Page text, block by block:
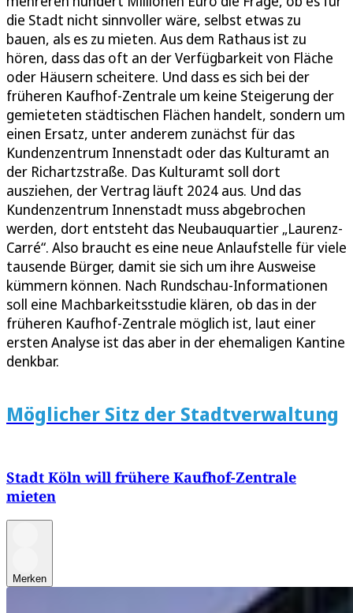
die Stadt nicht sinnvoller wäre, selbst etwas zu
bauen, als es zu mieten. Aus dem Rathaus ist zu
hören, dass das oft an der Verfügbarkeit von Fläche
oder Häusern scheitere. Und dass es sich bei der
früheren Kaufhof-Zentrale um keine Steigerung der
gemieteten städtischen Flächen handelt, sondern um
einen Ersatz, unter anderem zunächst für das
Kundenzentrum Innenstadt oder das Kulturamt an
der Richartzstraße. Das Kulturamt soll dort
ausziehen, der Vertrag läuft 2024 aus. Und das
Kundenzentrum Innenstadt muss abgebrochen
werden, dort entsteht das Neubauquartier „Laurenz-
Carré“. Also braucht es eine neue Anlaufstelle für viele
tausende Bürger, damit sie sich um ihre Ausweise
kümmern können. Nach Rundschau-Informationen
soll eine Machbarkeitsstudie klären, ob das in der
früheren Kaufhof-Zentrale möglich ist, laut einer
ersten Analyse ist das aber in der ehemaligen Kantine
denkbar.
Möglicher Sitz der Stadtverwaltung
Stadt Köln will frühere Kaufhof-Zentrale
mieten
Merken